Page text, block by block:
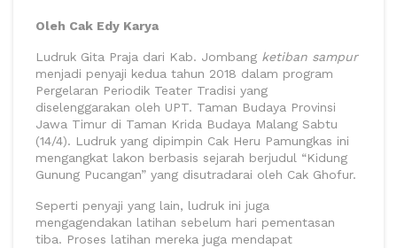
Oleh Cak Edy Karya
Ludruk Gita Praja dari Kab. Jombang ketiban sampur
menjadi penyaji kedua tahun 2018 dalam program
Pergelaran Periodik Teater Tradisi yang
diselenggarakan oleh UPT. Taman Budaya Provinsi
Jawa Timur di Taman Krida Budaya Malang Sabtu
(14/4). Ludruk yang dipimpin Cak Heru Pamungkas ini
mengangkat lakon berbasis sejarah berjudul “Kidung
Gunung Pucangan” yang disutradarai oleh Cak Ghofur.
Seperti penyaji yang lain, ludruk ini juga
mengagendakan latihan sebelum hari pementasan
tiba. Proses latihan mereka juga mendapat